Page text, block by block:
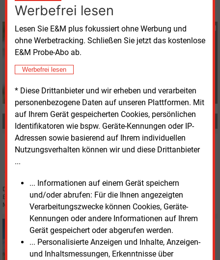
Werbefrei lesen
Lesen Sie E&M plus fokussiert ohne Werbung und
ohne Werbetracking. Schließen Sie jetzt das kostenlose
E&M Probe-Abo ab.
Werbefrei lesen
* Diese Drittanbieter und wir erheben und verarbeiten
personenbezogene Daten auf unseren Plattformen. Mit
auf Ihrem Gerät gespeicherten Cookies, persönlichen
Identifikatoren wie bspw. Geräte-Kennungen oder IP-
Adressen sowie basierend auf Ihrem individuellen
Nutzungsverhalten können wir und diese Drittanbieter
...
... Informationen auf einem Gerät speichern
und/oder abrufen: Für die Ihnen angezeigten
Verarbeitungszwecke können Cookies, Geräte-
Kennungen oder andere Informationen auf Ihrem
Gerät gespeichert oder abgerufen werden.
... Personalisierte Anzeigen und Inhalte, Anzeigen-
und Inhaltsmessungen, Erkenntnisse über
Susanne Harmsen
+49 (0) 151 28207503
MEHR ZUM THEMA
Montag, 9.10.2023, 12:37
STUDIEN
Der Sachverständigenrat für Verbraucherfragen fordert, die
Energiepreisbremsen bis zum Ende der Heizperiode fortzusetzen, die
Monopolkommission will sie Ende 2023 auslaufen lassen.
POLITIK
Energieverbände fordern Klarheit zu Preisbremsen